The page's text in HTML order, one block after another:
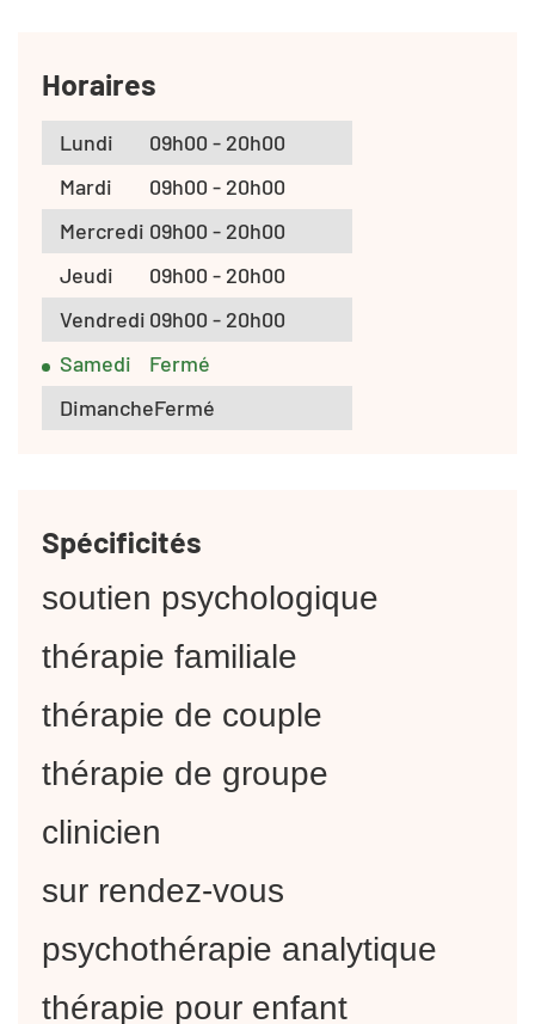
Horaires
Lundi
09h00 - 20h00
Mardi
09h00 - 20h00
Mercredi 09h00 - 20h00
Jeudi
09h00 - 20h00
Vendredi 09h00 - 20h00
Samedi
Fermé
DimancheFermé
Spécificités
soutien psychologique
thérapie familiale
thérapie de couple
thérapie de groupe
clinicien
sur rendez-vous
psychothérapie analytique
thérapie pour enfant